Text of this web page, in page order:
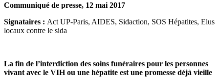
Communiqué de presse, 12 mai 2017
Signataires : Act UP-Paris, AIDES, Sidaction, SOS Hépatites, Elus
locaux contre le sida
La fin de l’interdiction des soins funéraires pour les personnes
vivant avec le VIH ou une hépatite est une promesse déjà vieille